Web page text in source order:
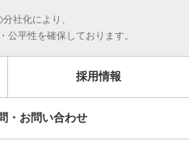
社化により、
公平性を確保しております。
採用情報
・お問い合わせ